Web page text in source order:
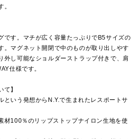
。
です。マチが広く容量たっぷりでB5サイズの
。マグネット開閉で中のものが取り出しやす
外し可能なショルダーストラップ付きで、肩
仕様です。
て】
という発想からN.Y.で生まれたレスポートサ
材100％のリップストップナイロン生地を使